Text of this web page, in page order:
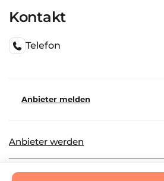
Kontakt
Telefon
Anbieter melden
Anbieter werden
Datenschutz